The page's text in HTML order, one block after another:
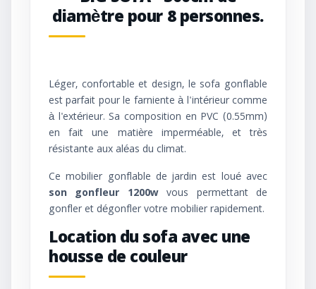
diamètre pour 8 personnes.
Léger, confortable et design, le sofa gonflable
est parfait pour le farniente à l'intérieur comme
à l'extérieur. Sa composition en PVC (0.55mm)
en fait une matière imperméable, et très
résistante aux aléas du climat.
Ce mobilier gonflable de jardin est loué avec
son gonfleur 1200wvous permettant de
gonfler et dégonfler votre mobilier rapidement.
Location du sofa avec une
housse de couleur